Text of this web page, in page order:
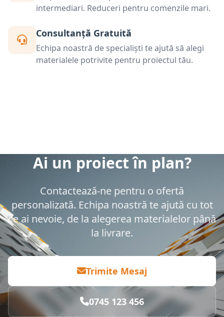
intermediari. Reduceri pentru comenzile mari.
Consultanță Gratuită
Echipa noastră de specialiști te ajută să alegi
materialele potrivite pentru proiectul tău.
Ai un proiect în plan?
Contactează-ne pentru o ofertă
personalizată. Echipa noastră te ajută cu tot
ce ai nevoie, de la alegerea materialelor până
la livrare.
Trimite Mesaj
0745 123 456